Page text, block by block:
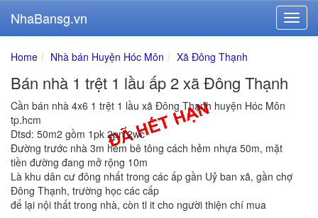
NhaBansg.vn
Home Nhà bán Huyện Hóc Môn Xã Đông Thạnh
Bán nhà 1 trệt 1 lầu ấp 2 xã Đông Thạnh
Cần bán nhà 4x6 1 trệt 1 lầu xã Đông Thạnh huyện Hóc Môn
tp.hcm
Dtsd: 50m2 gồm 1pk 2pn 2wc
Đường trước nhà 3m hẻm bê tông cách hẻm nhựa 50m, mặt
tiền đường đang mở rộng 10m
Là khu dân cư đông nhất trong các ấp gần Uỷ ban xã, gần chợ
Đông Thạnh, trường học các cấp
để lại nội thất trong nhà, còn tl it cho người thiện chí mua